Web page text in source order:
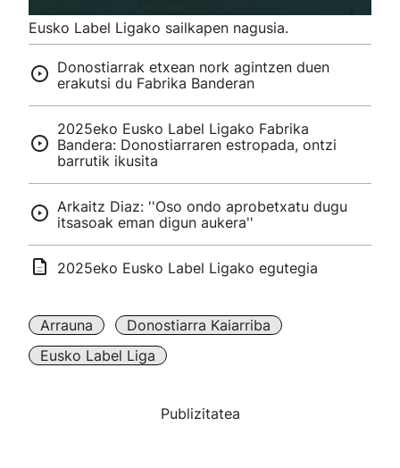
Eusko Label Ligako sailkapen nagusia.
Donostiarrak etxean nork agintzen duen
erakutsi du Fabrika Banderan
2025eko Eusko Label Ligako Fabrika
Bandera: Donostiarraren estropada, ontzi
barrutik ikusita
Arkaitz Diaz: ''Oso ondo aprobetxatu dugu
itsasoak eman digun aukera''
2025eko Eusko Label Ligako egutegia
Arrauna
Donostiarra Kaiarriba
Eusko Label Liga
Publizitatea